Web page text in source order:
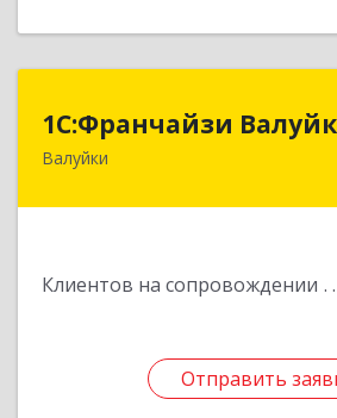
1С:Франчайзи
Валуйки
Клиентов на сопровождении
Отправить
1С:Франчайзи
309996, Белгородская обл,
Отправить